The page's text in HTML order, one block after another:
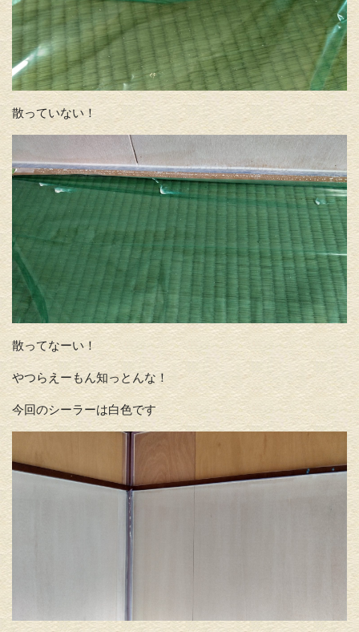
散っていない！
散ってなーい！
やつらえーもん知っとんな！
今回のシーラーは白色です